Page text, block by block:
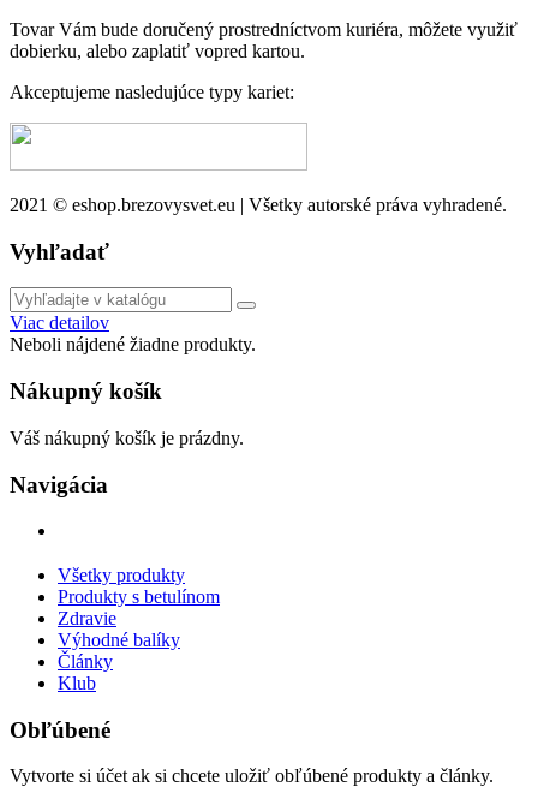
Tovar Vám bude doručený prostredníctvom kuriéra, môžete využiť
dobierku, alebo zaplatiť vopred kartou.
Akceptujeme nasledujúce typy kariet:
2021 © eshop.brezovysvet.eu | Všetky autorské práva vyhradené.
Vyhľadať
Viac detailov
Neboli nájdené žiadne produkty.
Nákupný košík
Váš nákupný košík je prázdny.
Navigácia
Všetky produkty
Produkty s betulínom
Zdravie
Výhodné balíky
Články
Klub
Obľúbené
Vytvorte si účet ak si chcete uložiť obľúbené produkty a články.